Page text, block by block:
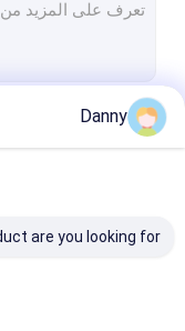
Danny
are you looking for?